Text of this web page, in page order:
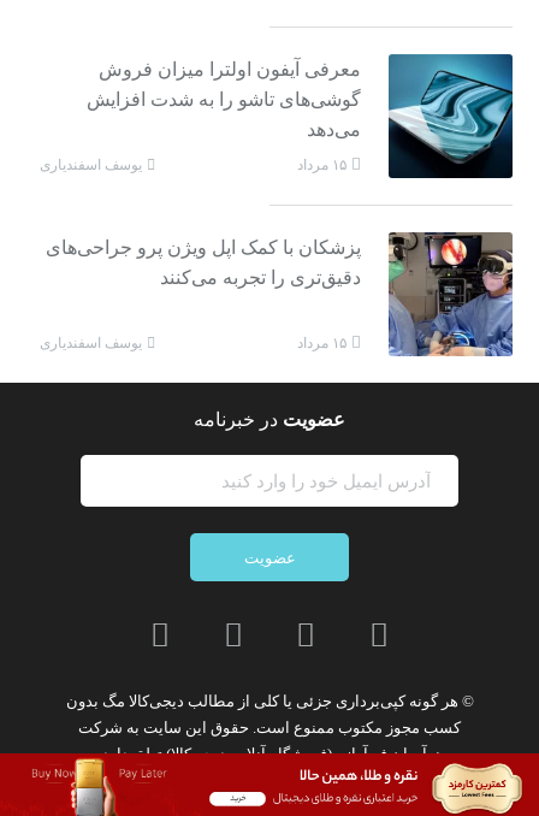
معرفی آیفون اولترا میزان فروش
گوشی‌های تاشو را به شدت افزایش
می‌دهد
۱۵ مرداد یوسف اسفندیاری
پزشکان با کمک اپل ویژن پرو جراحی‌های
دقیق‌تری را تجربه می‌کنند
۱۵ مرداد یوسف اسفندیاری
عضویت در خبرنامه
عضویت
© هر گونهکپی‌برداری جزئی یا کلی از مطالب دیجی‌کالا مگ بدون
کسب مجوز مکتوب ممنوع است. حقوق این سایت به شرکت
نوآوران فن‌آوازه (فروشگاه آنلاین دیجی‌کالا)تعلق دارد.